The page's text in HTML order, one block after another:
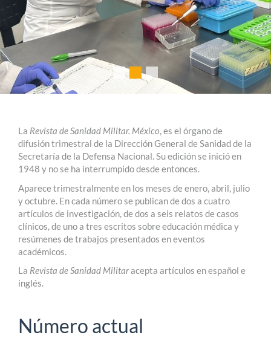
La Revista de Sanidad Militar. México, es el órgano de
difusión trimestral de la Dirección General de Sanidad de la
Secretaría de la Defensa Nacional. Su edición se inició en
1948 y no se ha interrumpido desde entonces.
Aparece trimestralmente en los meses de enero, abril, julio
y octubre. En cada número se publican de dos a cuatro
artículos de investigación, de dos a seis relatos de casos
clínicos, de uno a tres escritos sobre educación médica y
resúmenes de trabajos presentados en eventos
académicos.
La Revista de Sanidad Militaracepta artículos en español e
inglés.
Número actual